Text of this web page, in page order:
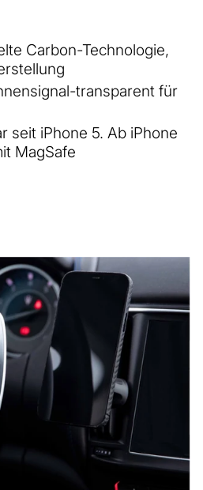
Carbon-Technologie,
transparent für
seit iPhone 5. Ab iPhone
MagSafe